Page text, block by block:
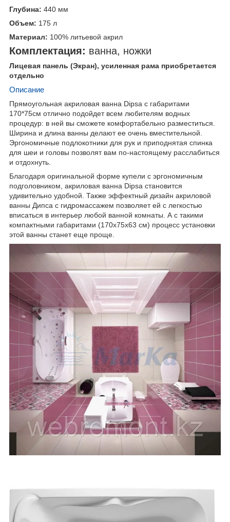
Глубина: 440 мм
Объем: 175 л
Материал: 100% литьевой акрил
Комплектация: ванна, ножки
Лицевая панель (Экран), усиленная рама приобретается
отдельно
Описание
Прямоугольная акриловая ванна Dipsa с габаритами
170*75см отлично подойдет всем любителям водных
процедур: в ней вы сможете комфортабельно разместиться.
Ширина и длина ванны делают ее очень вместительной.
Эргономичные подлокотники для рук и приподнятая спинка
для шеи и головы позволят вам по-настоящему расслабиться
и отдохнуть.
Благодаря оригинальной форме купели с эргономичным
подголовником, акриловая ванна Dipsa становится
удивительно удобной. Также эффектный дизайн акриловой
ванны Дипса с гидромассажем позволяет ей с легкостью
вписаться в интерьер любой ванной комнаты. А с такими
компактными габаритами (170x75x63 см) процесс установки
этой ванны станет еще проще.